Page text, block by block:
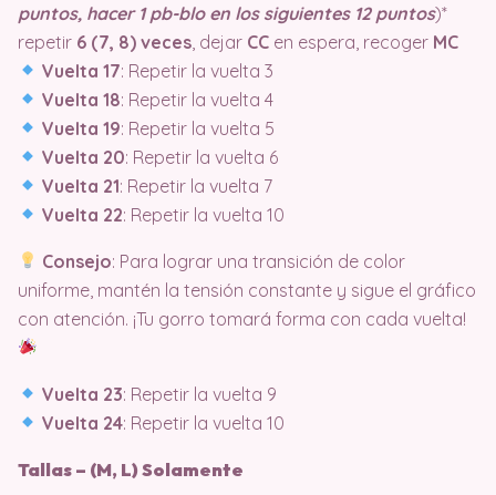
puntos, hacer 1 pb-blo en los siguientes 12 puntos)*
repetir 6 (7, 8) veces , dejar CC en espera, recoger MC
Vuelta 17: Repetir la vuelta 3
Vuelta 18: Repetir la vuelta 4
Vuelta 19: Repetir la vuelta 5
Vuelta 20: Repetir la vuelta 6
Vuelta 21: Repetir la vuelta 7
Vuelta 22: Repetir la vuelta 10
Consejo: Para lograr una transición de color
uniforme, mantén la tensión constante y sigue el gráfico
con atención. ¡Tu gorro tomará forma con cada vuelta!
Vuelta 23: Repetir la vuelta 9
Vuelta 24: Repetir la vuelta 10
Tallas – (M, L) Solamente